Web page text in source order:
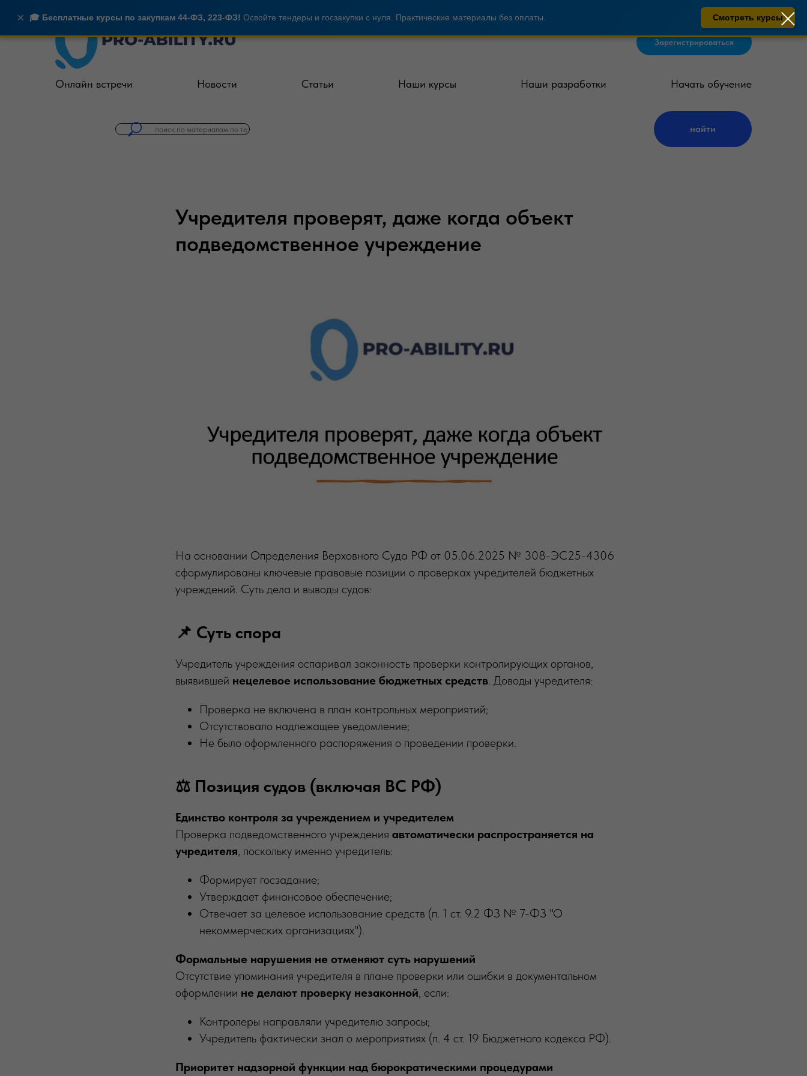
× 🎓 Бесплатные курсы по закупкам 44-ФЗ, 223-ФЗ! Освойте тендеры и госзакупки с нуля. Практические материалы без оплаты. Смотреть курсы
Зарегистрироваться
Онлайн встречи Новости Статьи Наши курсы Наши разработки Начать обучение
найти
Учредителя проверят, даже когда объект
подведомственное учреждение
На основании Определения Верховного Суда РФ от 05.06.2025 № 308-ЭС25-4306
сформулированы ключевые правовые позиции о проверках учредителей бюджетных
учреждений. Суть дела и выводы судов:
📌 Суть спора
Учредитель учреждения оспаривал законность проверки контролирующих органов,
выявившей нецелевое использование бюджетных средств . Доводы учредителя:
Проверка не включена в план контрольных мероприятий;
Отсутствовало надлежащее уведомление;
Не было оформленного распоряжения о проведении проверки.
⚖️ Позиция судов (включая ВС РФ)
Единство контроля за учреждением и учредителем
Проверка подведомственного учреждения автоматически распространяется на
учредителя , поскольку именно учредитель:
Формирует госзадание;
Утверждает финансовое обеспечение;
Отвечает за целевое использование средств (п. 1 ст. 9.2 ФЗ № 7-ФЗ "О
некоммерческих организациях").
Формальные нарушения не отменяют суть нарушений
Отсутствие упоминания учредителя в плане проверки или ошибки в документальном
оформлении не делают проверку незаконной , если:
Контролеры направляли учредителю запросы;
Учредитель фактически знал о мероприятиях (п. 4 ст. 19 Бюджетного кодекса РФ).
Приоритет надзорной функции над бюрократическими процедурами